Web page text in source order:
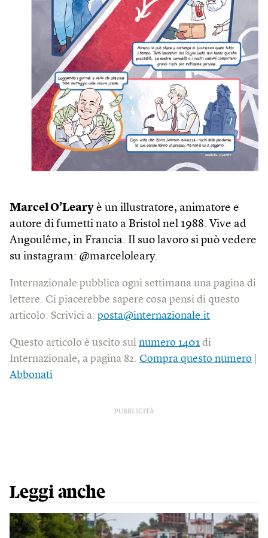
Marcel O’Leary è un illustratore, animatore e
autore di fumetti nato a Bristol nel 1988. Vive ad
Angoulême, in Francia. Il suo lavoro si può vedere
su instagram: @marceloleary.
Internazionale pubblica ogni settimana una pagina di
lettere. Ci piacerebbe sapere cosa pensi di questo
articolo. Scrivici a: posta@internazionale.it
Questo articolo è uscito sul numero 1401 di
Internazionale, a pagina 82. Compra questo numero
Abbonati
PUBBLICITÀ
Leggi anche